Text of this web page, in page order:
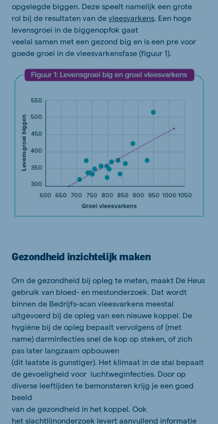
opgelegde biggen. Deze speelt namelijk een grote
rol bij de resultaten van de vleesvarkens. Een hoge
levensgroei in de biggenopfok gaat
veelal samen met een gezond big en is een pre voor
goede groei in de vleesvarkensfase (figuur 1).
Gezondheid inzichtelijk maken
Om de gezondheid bij opleg te meten, maakt De Heus
gebruik van bloed- en mestonderzoek. Dat wordt
binnen de Bedrijfs-scan vleesvarkens meestal
uitgevoerd bij de opleg van een nieuwe koppel. De
hygiëne bij de opleg bepaalt vervolgens of (met
name) darminfecties snel de kop op steken, of zich
pas later langzaam opbouwen
(dit laatste is gunstiger). Het klimaat in de stal bepaalt
de gevoeligheid voor luchtweginfecties. Door op
diverse leeftijden te bemonsteren krijg je een goed
beeld
van de gezondheid in het koppel. Ook
het slachtlijnonderzoek levert aanvullend informatie